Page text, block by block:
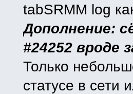
tabSRMM log
Дополнение:
#24252 вроде
Только
статусе в сети